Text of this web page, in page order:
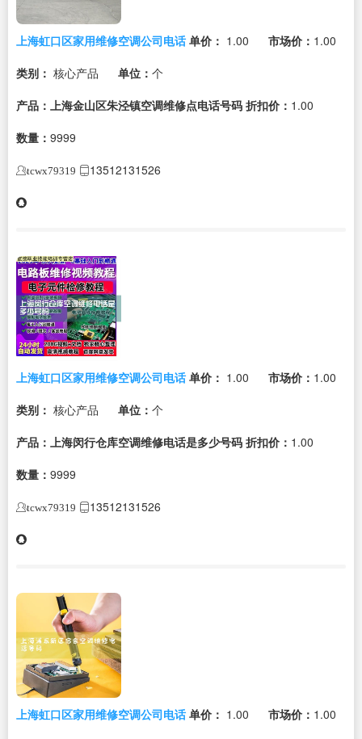
上海虹口区家用维修空调公司电话 单价： 1.00 市场价： 1.00
类别： 核心产品 单位： 个
产品：上海金山区朱泾镇空调维修点电话号码 折扣价： 1.00
数量： 9999
tcwx79319 13512131526
上海虹口区家用维修空调公司电话 单价： 1.00 市场价： 1.00
类别： 核心产品 单位： 个
产品：上海闵行仓库空调维修电话是多少号码 折扣价： 1.00
数量： 9999
tcwx79319 13512131526
上海虹口区家用维修空调公司电话 单价： 1.00 市场价： 1.00